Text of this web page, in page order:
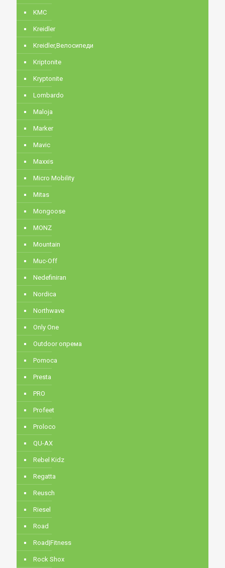
KMC
Kreidler
Kreidler,Велосипеди
Kriptonite
Kryptonite
Lombardo
Maloja
Marker
Mavic
Maxxis
Micro Mobility
Mitas
Mongoose
MONZ
Mountain
Muc-Off
Nedefiniran
Nordica
Northwave
Only One
Outdoor опрема
Pomoca
Presta
PRO
Profeet
Proloco
QU-AX
Rebel Kidz
Regatta
Reusch
Riesel
Road
Road|Fitness
Rock Shox